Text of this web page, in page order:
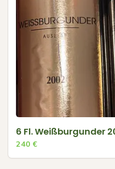
6 Fl. Weißburgunder
240 €